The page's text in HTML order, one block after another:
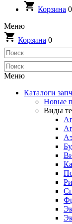
Корзина 0
Меню
Корзина 0
Меню
Каталоги
Новые
Виды